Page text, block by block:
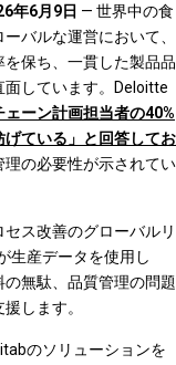
年6月9日 — 世界中の食
バルな運営において、
保ち、一貫した製品品
しています。Deloitte
ーン計画担当者の40%
ている」と回答してお
理の必要性が示されてい
ス改善のグローバルリ
生産データを使用し
無駄、品質管理の問題
します。
のソリューションを